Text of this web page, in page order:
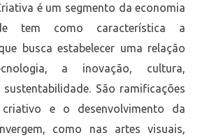
é um segmento da economia
tem como característica a
busca estabelecer uma relação
a inovação, cultura,
São ramificações
e o desenvolvimento da
como nas artes visuais,